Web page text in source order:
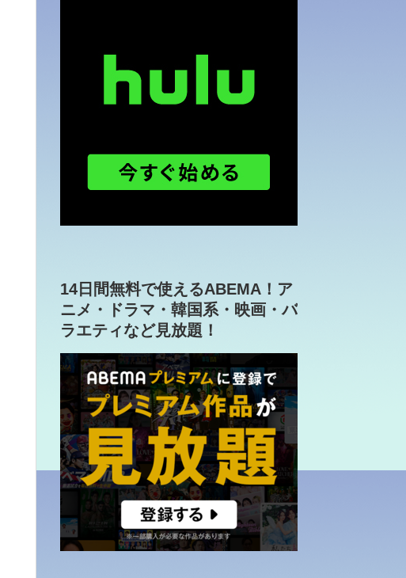
14日間無料で使えるABEMA！ア
ニメ・ドラマ・韓国系・映画・バ
ラエティなど見放題！